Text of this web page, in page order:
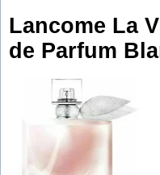
Lancome La
de Parfum